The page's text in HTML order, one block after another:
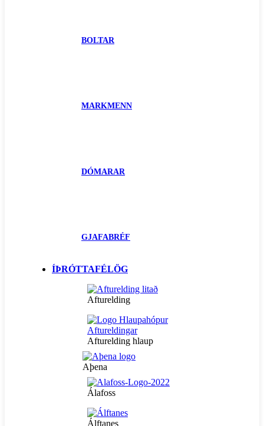
BOLTAR
MARKMENN
DÓMARAR
GJAFABRÉF
ÍÞRÓTTAFÉLÖG
Afturelding
Afturelding hlaup
Aþena
Álafoss
Álftanes